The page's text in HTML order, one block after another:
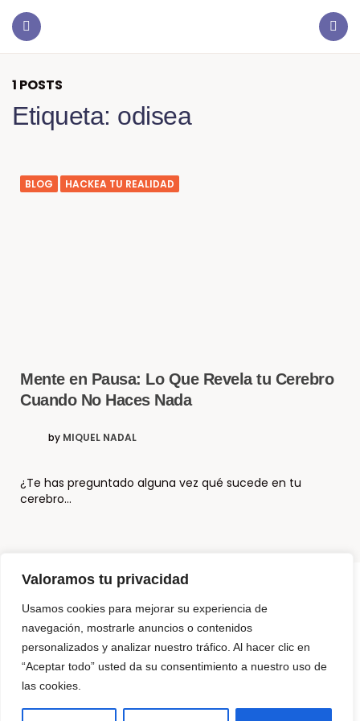
Valoramos tu privacidad
Usamos cookies para mejorar su experiencia de
navegación, mostrarle anuncios o contenidos
personalizados y analizar nuestro tráfico. Al hacer clic en
“Aceptar todo” usted da su consentimiento a nuestro uso de
las cookies.
1 POSTS
Etiqueta: odisea
BLOG HACKEA TU REALIDAD
Mente en Pausa: Lo Que Revela tu Cerebro
Cuando No Haces Nada
by MIQUEL NADAL
¿Te has preguntado alguna vez qué sucede en tu
cerebro…
© Copyright El Método Neurohacking®
¿Que es Neurohacking? y ¿Cómo puedo usarlo?
NeuroTechZen – La diferencia
Productos para programar tu mente Contáctanos